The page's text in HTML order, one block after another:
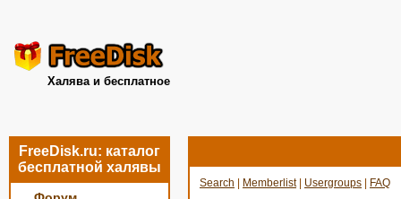
Халява и бесплатное
FreeDisk.ru: каталог
бесплатной халявы
Search Memberlist| Usergroups FAQ